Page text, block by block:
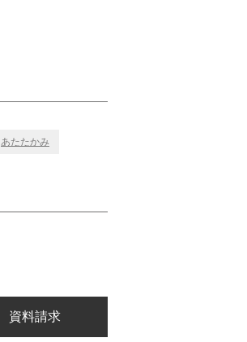
あたたかみ